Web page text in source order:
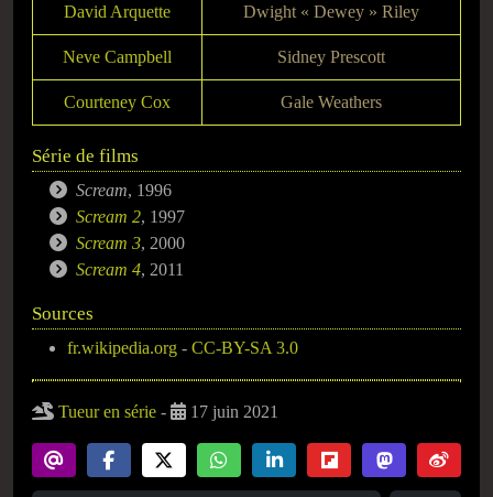
David Arquette Dwight « Dewey » Riley
Neve Campbell Sidney Prescott
Courteney Cox Gale Weathers
Série de films
Scream, 1996
Scream 2, 1997
Scream 3, 2000
Scream 4, 2011
Sources
fr.wikipedia.org - CC-BY-SA 3.0
Tueur en série - 17 juin 2021